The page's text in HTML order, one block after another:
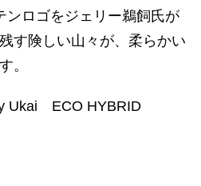
ンロゴをジェリー鵜飼氏が
す険しい山々が、柔らかい
。
Ukai ECO HYBRID